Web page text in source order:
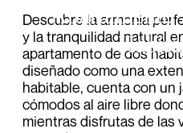
Apartamento
Descubre la armonía
y la tranquilidad natural
apartamento de dos
diseñado como una
habitable, cuenta con un
cómodos al aire libre
mientras disfrutas de las